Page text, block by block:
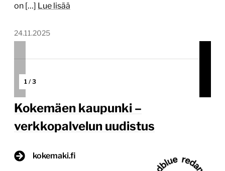
on […] Lue lisää
24.11.2025
1 / 3
Kokemäen kaupunki –
verkkopalvelun uudistus
kokemaki.fi